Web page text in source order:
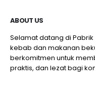
ABOUT US
Selamat datang di
kebab dan makanan
berkomitmen untuk
praktis, dan lezat bagi